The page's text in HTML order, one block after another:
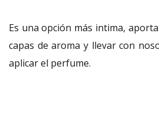
Es una opción más intima,
capas de aroma y llevar con
aplicar el perfume.